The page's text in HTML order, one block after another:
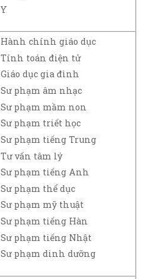
Y
Hành chính giáo dục
Tính toán điện tử
Giáo dục gia đình
Sư phạm âm nhạc
Sư phạm mầm non
Sư phạm triết học
Sư phạm tiếng Trung
Tư vấn tâm lý
Sư phạm tiếng Anh
Sư phạm thể dục
Sư phạm mỹ thuật
Sư phạm tiếng Hàn
Sư phạm tiếng Nhật
Sư phạm dinh dưỡng